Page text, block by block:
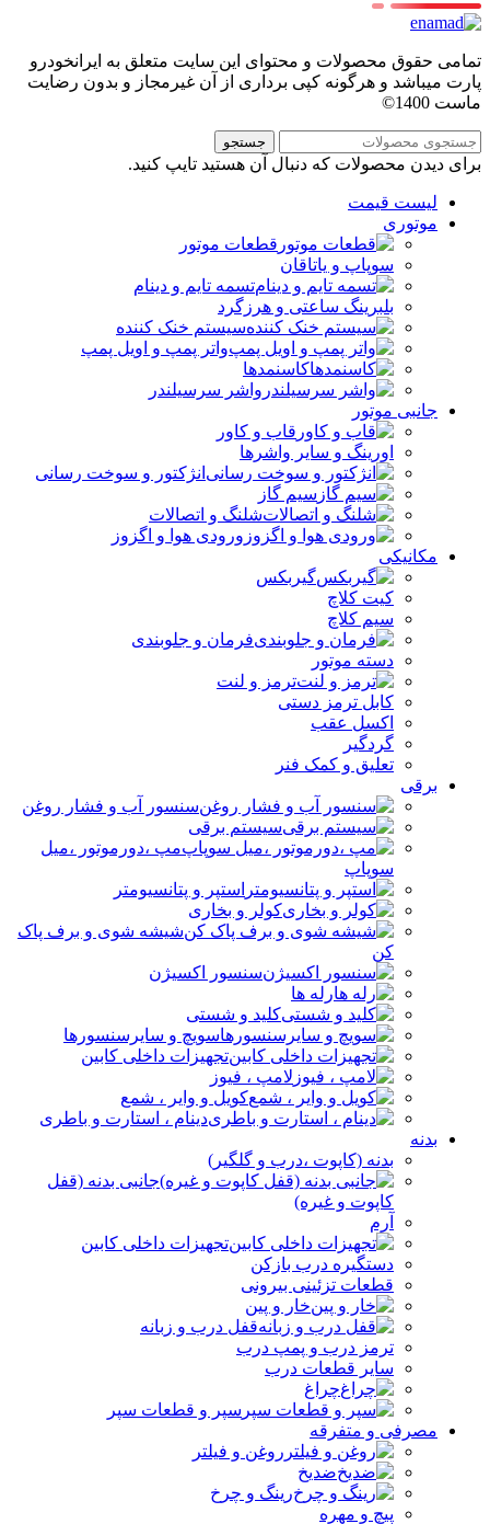
تمامی حقوق محصولات و محتوای این سایت متعلق به ایرانخودرو
پارت میباشد و هرگونه کپی برداری از آن غیرمجاز و بدون رضایت
ماست 1400©
جستجو
برای دیدن محصولات که دنبال آن هستید تایپ کنید.
لیست قیمت
موتوری
قطعات موتور
سوپاپ و یاتاقان
تسمه تایم و دینام
بلبرینگ ساعتی و هرزگرد
سیستم خنک کننده
واتر پمپ و اویل پمپ
کاسنمدها
واشر سرسیلندر
جانبی موتور
قاب و کاور
اورینگ و سایر واشرها
انژکتور و سوخت رسانی
سیم گاز
شلنگ و اتصالات
ورودی هوا و اگزوز
مکانیکی
گیربکس
کیت کلاچ
سیم کلاچ
فرمان و جلوبندی
دسته موتور
ترمز و لنت
کابل ترمز دستی
اکسل عقب
گردگیر
تعلیق و کمک فنر
برقی
سنسور آب و فشار روغن
سیستم برقی
مپ ،دورموتور ،میل
سوپاپ
استپر و پتانسیومتر
کولر و بخاری
شیشه شوی و برف پاک
کن
سنسور اکسیژن
رله ها
کلید و شستی
سویچ و سایرسنسورها
تجهیزات داخلی کابین
لامپ ، فیوز
کویل و وایر ، شمع
دینام ، استارت و باطری
بدنه
بدنه (کاپوت ،درب و گلگیر)
جانبی بدنه (قفل
کاپوت و غیره)
آرم
تجهیزات داخلی کابین
دستگیره درب بازکن
قطعات تزئینی بیرونی
خار و پین
قفل درب و زبانه
ترمز درب و پمپ درب
سایر قطعات درب
چراغ
سپر و قطعات سپر
مصرفی و متفرقه
روغن و فیلتر
ضدیخ
رینگ و چرخ
پیچ و مهره